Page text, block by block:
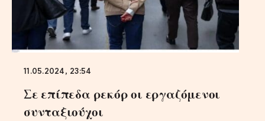
11.05.2024, 23:54
Σε επίπεδα ρεκόρ οι εργαζόμενοι
συνταξιούχοι